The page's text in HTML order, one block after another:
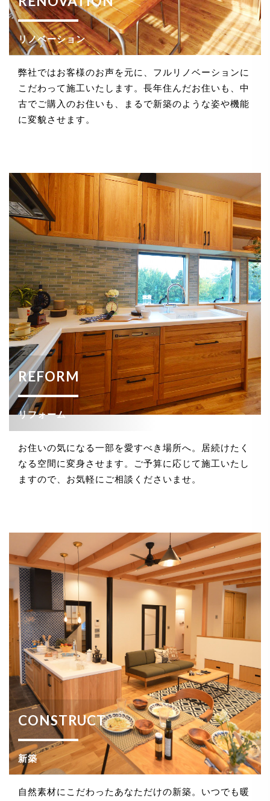
リノベーション
弊社ではお客様のお声を元に、フルリノベーションに
こだわって施工いたします。長年住んだお住いも、中
古でご購入のお住いも、まるで新築のような姿や機能
に変貌させます。
REFORM
リフォーム
お住いの気になる一部を愛すべき場所へ。居続けたく
なる空間に変身させます。ご予算に応じて施工いたし
ますので、お気軽にご相談くださいませ。
CONSTRUCT
新築
自然素材にこだわったあなただけの新築。いつでも暖
法令、規範の遵守と見直し
当社は、保有する個人情報に関して適用される日本の
法令、その他規範を遵守するとともに、本ポリシーの
内容を適宜見直し、その改善に努めます。
お問い合せ
保ち、個人情報への不正アクセス・紛失・破損・改ざ
ん・漏洩などを防止するため、セキュリティシステム
の維持・管理体制の整備・社員教育の徹底等の必要な
措置を講じ、安全対策を実施し個人情報の厳重な管理
を行ないます。